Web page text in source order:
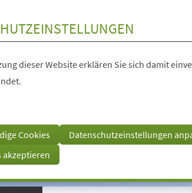
dieser Website erklären Sie sich damit
Cookies
Datenschutzeinstellungen
akzeptieren